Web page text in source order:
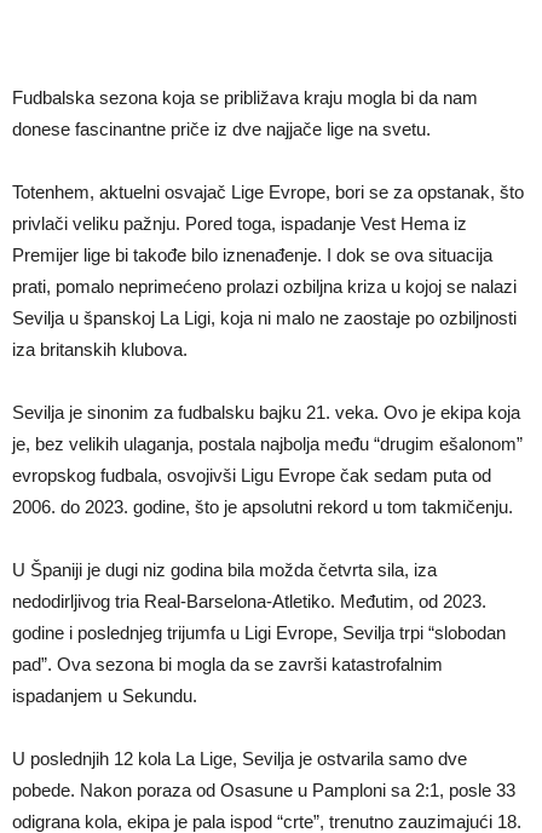
Fudbalska sezona koja se približava kraju mogla bi da nam
donese fascinantne priče iz dve najjače lige na svetu.
Totenhem, aktuelni osvajač Lige Evrope, bori se za opstanak, što
privlači veliku pažnju. Pored toga, ispadanje Vest Hema iz
Premijer lige bi takođe bilo iznenađenje. I dok se ova situacija
prati, pomalo neprimećeno prolazi ozbiljna kriza u kojoj se nalazi
Sevilja u španskoj La Ligi, koja ni malo ne zaostaje po ozbiljnosti
iza britanskih klubova.
Sevilja je sinonim za fudbalsku bajku 21. veka. Ovo je ekipa koja
je, bez velikih ulaganja, postala najbolja među “drugim ešalonom”
evropskog fudbala, osvojivši Ligu Evrope čak sedam puta od
2006. do 2023. godine, što je apsolutni rekord u tom takmičenju.
U Španiji je dugi niz godina bila možda četvrta sila, iza
nedodirljivog tria Real-Barselona-Atletiko. Međutim, od 2023.
godine i poslednjeg trijumfa u Ligi Evrope, Sevilja trpi “slobodan
pad”. Ova sezona bi mogla da se završi katastrofalnim
ispadanjem u Sekundu.
U poslednjih 12 kola La Lige, Sevilja je ostvarila samo dve
pobede. Nakon poraza od Osasune u Pamploni sa 2:1, posle 33
odigrana kola, ekipa je pala ispod “crte”, trenutno zauzimajući 18.